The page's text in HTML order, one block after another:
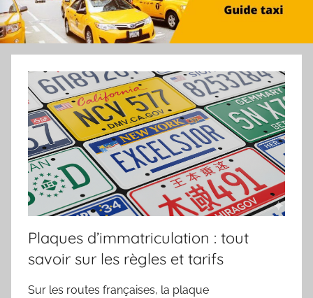
Plaques d’immatriculation : tout
savoir sur les règles et tarifs
Sur les routes françaises, la plaque